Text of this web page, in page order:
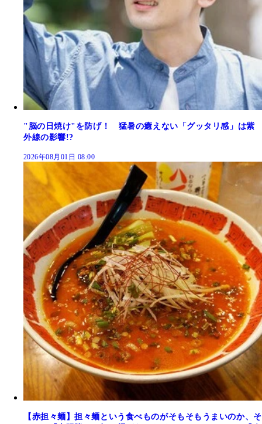
"脳の日焼け"を防げ！ 猛暑の癒えない「グッタリ感」は紫
外線の影響!?
2026年08月01日 08:00
【赤担々麺】担々麺という食べものがそもそもうまいのか、そ